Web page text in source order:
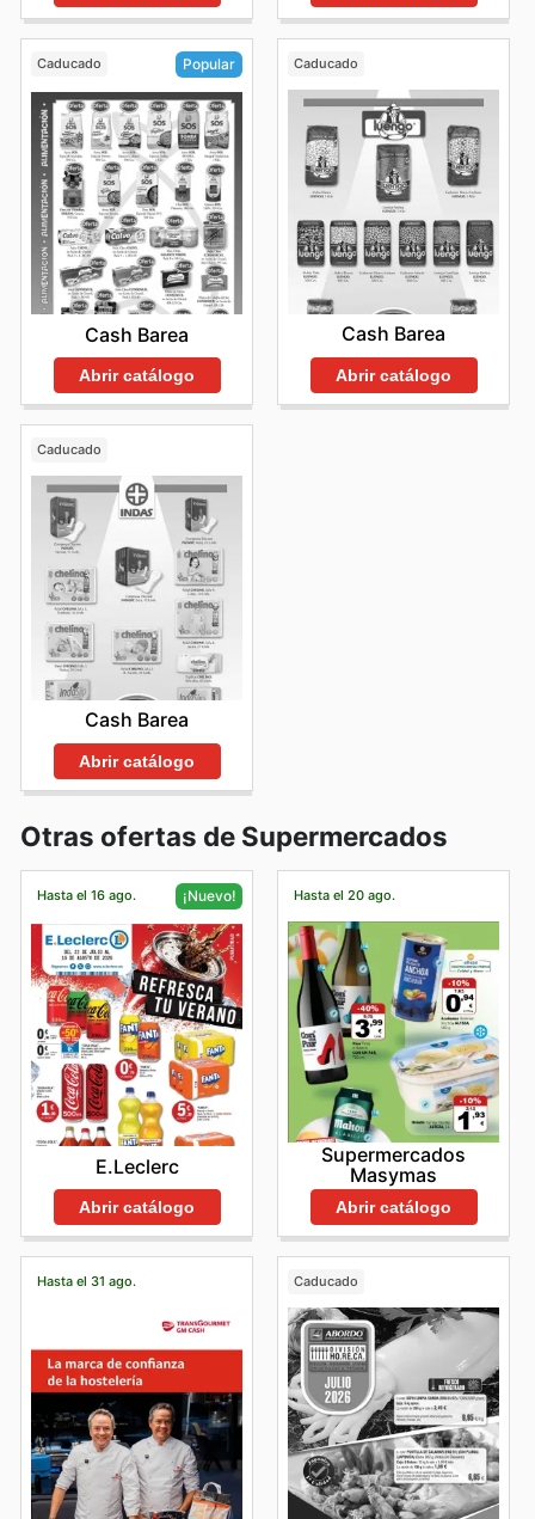
Caducado Popular
Cash Barea
Abrir catálogo
Caducado
Cash Barea
Abrir catálogo
Caducado
Cash Barea
Abrir catálogo
Otras ofertas de Supermercados
Hasta el 16 ago. ¡Nuevo!
E.Leclerc
Abrir catálogo
Hasta el 20 ago.
Supermercados
Masymas
Abrir catálogo
Hasta el 31 ago. Caducado